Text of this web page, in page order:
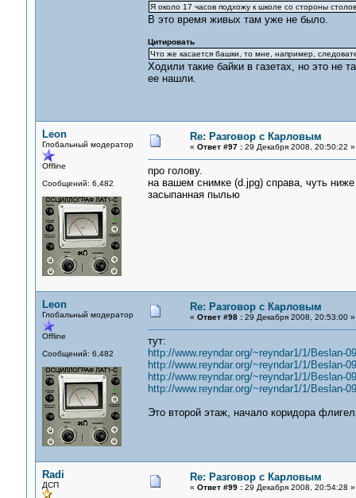
Я около 17 часов подхожу к школе со стороны
В это время живых там уже не было.
Цитировать
Что же касается башки, то мне, например,
Ходили такие байки в газетах, но это не
ее нашли.
Leon
Глобальный модератор
Offline
Сообщений: 6,482
Re: Разговор с Карловым
« Ответ #97 :29 Декабря 2008, 20:50:22 »
про голову.
на вашем снимке (d.jpg) справа, чуть
засыпанная пылью
Leon
Глобальный модератор
Offline
Сообщений: 6,482
Re: Разговор с Карловым
« Ответ #98 :29 Декабря 2008, 20:53:00 »
тут:
http://www.reyndar.org/~reyndar1/1/Beslan-
http://www.reyndar.org/~reyndar1/1/Beslan-
http://www.reyndar.org/~reyndar1/1/Beslan-
http://www.reyndar.org/~reyndar1/1/Beslan-
Это второй этаж, начало коридора
Radi
ДСП
Re: Разговор с Карловым
« Ответ #99 :29 Декабря 2008, 20:54:28 »